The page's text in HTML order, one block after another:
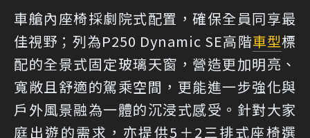
車艙內座椅採劇院式配置，確保全員同享最
佳視野；列為P250 Dynamic SE高階車型標
配的全景式固定玻璃天窗，營造更加明亮、
寬敞且舒適的駕乘空間，更能進一步強化與
戶外風景融為一體的沉浸式感受。針對大家
庭出遊的需求，亦提供5＋2三排式座椅選